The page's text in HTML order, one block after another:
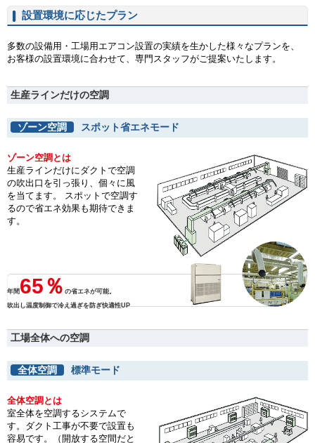
設置環境に応じたプラン
多数の設備用・工場用エアコン設置の実績を生かした様々なプランを、
お客様の設置環境に合わせて、専門スタッフがご提案いたします。
生産ラインだけの空調
ゾーン空調 スポット省エネモード
ゾーン空調とは
生産ラインだけにダクトで空調
の吹出口を引っ張り、個々に風
を当てます。 スポットで空調す
るので省エネ効果も期待できま
す。
年間 65％ の省エネが可能。
吹出し温度制御で冷え過ぎを防ぎ快適性UP
工場全体への空調
全体空調 標準モード
全体空調とは
室全体を空調するシステムで
す。ダクト工事が不要で設置も
容易です。（開放する空間だと